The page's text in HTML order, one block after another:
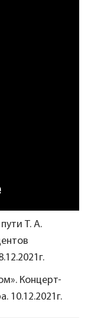
Т. А.
Концерт-
10.12.2021г.